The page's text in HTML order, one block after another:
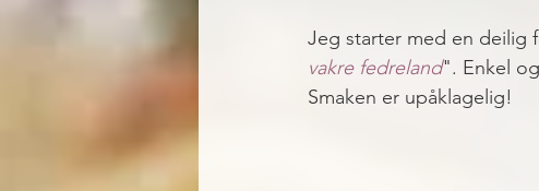
Jeg starter med en deilig
vakre fedreland". Enkel
Smaken er upåklagelig!